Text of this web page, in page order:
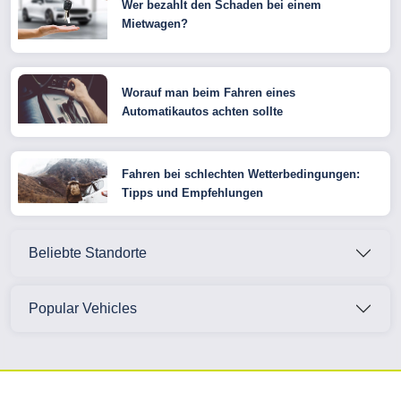
Wer bezahlt den Schaden bei einem
Mietwagen?
Worauf man beim Fahren eines
Automatikautos achten sollte
Fahren bei schlechten Wetterbedingungen:
Tipps und Empfehlungen
Beliebte Standorte
Popular Vehicles